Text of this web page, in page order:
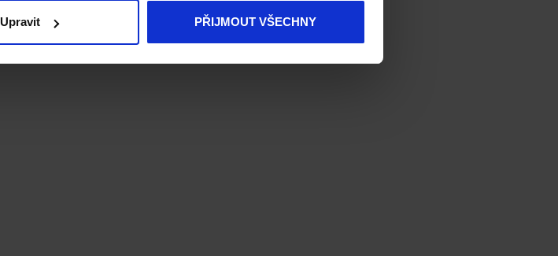
Upravit PŘIJMOUT VŠECHNY